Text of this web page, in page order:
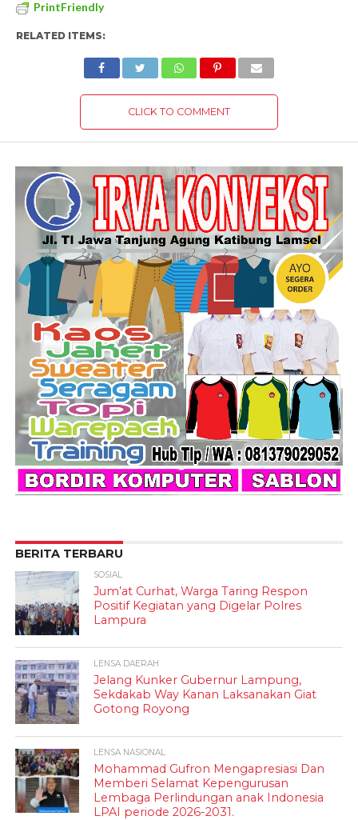
PrintFriendly
RELATED ITEMS:
CLICK TO COMMENT
BERITA TERBARU
SOSIAL
Jum’at Curhat, Warga Taring Respon
Positif Kegiatan yang Digelar Polres
Lampura
LENSA DAERAH
Jelang Kunker Gubernur Lampung,
Sekdakab Way Kanan Laksanakan Giat
Gotong Royong
LENSA NASIONAL
Mohammad Gufron Mengapresiasi Dan
Memberi Selamat Kepengurusan
Lembaga Perlindungan anak Indonesia
LPAI periode 2026-2031.